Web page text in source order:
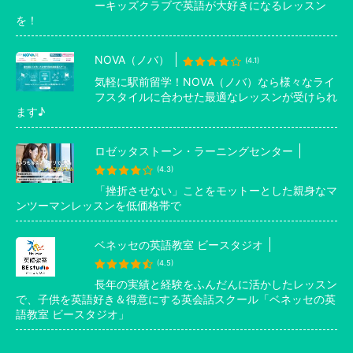
ーキッズクラブで英語が大好きになるレッスン
を！
NOVA（ノバ） (4.1)
気軽に駅前留学！NOVA（ノバ）なら様々なライ
フスタイルに合わせた最適なレッスンが受けられ
ます♪
ロゼッタストーン・ラーニングセンター
(4.3)
「挫折させない」ことをモットーとした親身なマ
ンツーマンレッスンを低価格帯で
ベネッセの英語教室 ビースタジオ
(4.5)
長年の実績と経験をふんだんに活かしたレッスン
で、子供を英語好き＆得意にする英会話スクール「ベネッセの英
語教室 ビースタジオ」